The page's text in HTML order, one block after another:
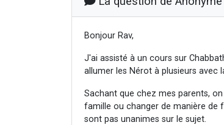
Bonjour Rav,
J'ai assisté à un cours sur
allumer les Nérot à plusieurs avec
Sachant que chez mes parents,
famille ou changer de manière de
sont pas unanimes sur le sujet.